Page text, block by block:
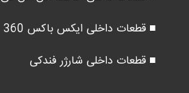
■ قطعات داخلی ایکس باکس 360
■ قطعات داخلی شارژر فندکی